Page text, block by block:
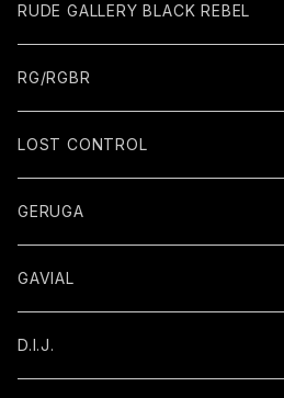
RUDE GALLERY BLACK REBEL
RG/RGBR
LOST CONTROL
GERUGA
GAVIAL
D.I.J.